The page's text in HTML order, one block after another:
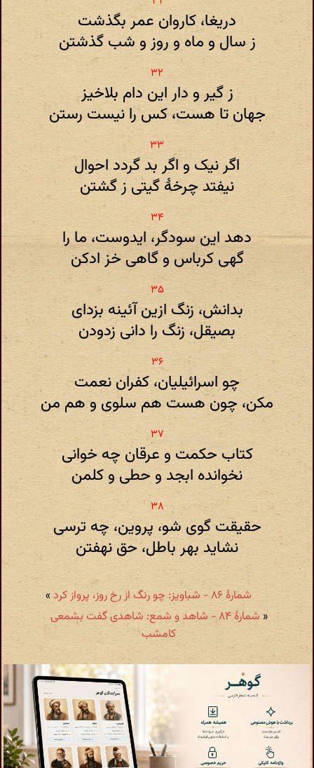
دریغا، کاروان عمر بگذشت
ز سال و ماه و روز و شب گذشتن
ز گیر و دار این دام بلاخیز
جهان تا هست، کس را نیست رستن
اگر نیک و اگر بد گردد احوال
نیفتد چرخهٔ گیتی ز گشتن
دهد این سودگر، ایدوست، ما را
گهی کرباس و گاهی خز ادکن
بدانش، زنگ ازین آئینه بزدای
بصیقل، زنگ را دانی زدودن
چو اسرائیلیان، کفران نعمت
مکن، چون هست هم سلوی و هم من
کتاب حکمت و عرقان چه خوانی
نخوانده ابجد و حطی و کلمن
حقیقت گوی شو، پروین، چه ترسی
نشاید بهر باطل، حق نهفتن
شمارهٔ ۸۶ - شباویز: چو رنگ از رخ روز، پرواز کرد
»
«
شمارهٔ ۸۴ - شاهد و شمع: شاهدی گفت بشمعی
کامشب